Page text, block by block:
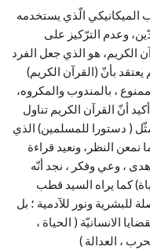
الميكانيكي الّذي يستخدمه
وعدم الترّكيز على
الكريم، هو الذي جعل الفرد
بأنّ (القرآن الكريم)
، بالمندوب والمكروه،
أنّ القرآن الكريم تناول
( دستورا للمسلمين) الذي
النظر، ونعيد قراءة
، وعي وفكر ، نجد أنّه
كما يراه السيد قطب
للبشرية ونور للآدمية ؛ بل
الانسانيّة ( الحياة ،
، العدالة )